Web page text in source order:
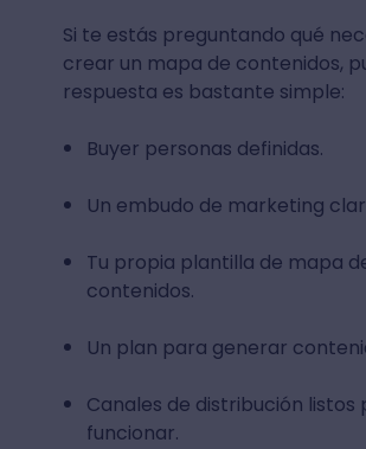
Si te estás preguntando qué
crear un mapa de contenidos,
respuesta es bastante simple:
Buyer personas definidas.
Un embudo de marketing
Tu propia plantilla de mapa
contenidos.
Un plan para generar
Canales de distribución listos
funcionar.